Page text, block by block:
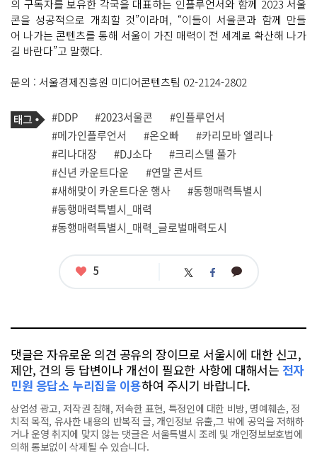
의 구독자를 보유한 각국을 대표하는 인플루언서와 함께 2023 서울
콘을 성공적으로 개최할 것”이라며, “이들이 서울콘과 함께 만들
어 나가는 콘텐츠를 통해 서울이 가진 매력이 전 세계로 확산해 나가
길 바란다”고 말했다.
문의 : 서울경제진흥원 미디어콘텐츠팀 02-2124-2802
기
사
관
련
태
그
태
그
#DDP #2023서울콘
#인플루언서
#메가인플루언서
#온오빠
#카리모바 엘리나
#리나대장
#DJ소다
#크리스텔 풀가
#신년 카운트다운
#연말 콘서트
#새해맞이 카운트다운 행사
#동행매력특별시
#동행매력특별시_매력
#동행매력특별시_매력_글로벌매력도시
좋
5 트 페 카
댓글은 자유로운 의견 공유의 장이므로 서울시에 대한 신고,
제안, 건의 등 답변이나 개선이 필요한 사항에 대해서는 전자
민원 응답소 누리집을 이용하여 주시기 바랍니다.
상업성 광고, 저작권 침해, 저속한 표현, 특정인에 대한 비방, 명예훼손, 정
치적 목적, 유사한 내용의 반복적 글, 개인정보 유출,그 밖에 공익을 저해하
거나 운영 취지에 맞지 않는 댓글은 서울특별시 조례 및 개인정보보호법에
의해 통보없이 삭제될 수 있습니다.